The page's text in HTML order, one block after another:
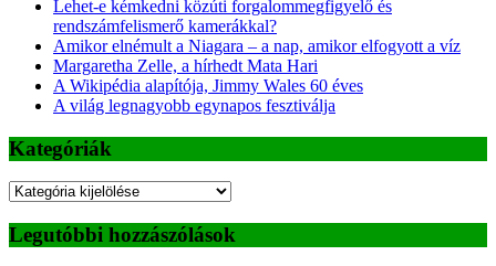
Lehet-e kémkedni közúti forgalommegfigyelő és
rendszámfelismerő kamerákkal?
Amikor elnémult a Niagara – a nap, amikor elfogyott a víz
Margaretha Zelle, a hírhedt Mata Hari
A Wikipédia alapítója, Jimmy Wales 60 éves
A világ legnagyobb egynapos fesztiválja
Kategóriák
Kategóriák
Legutóbbi hozzászólások